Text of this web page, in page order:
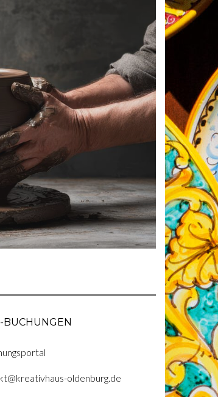
oldenburg.de